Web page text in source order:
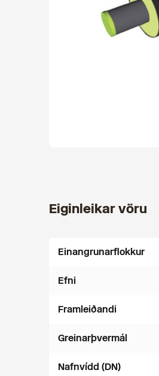
Eiginleikar vöru
Einangrunarflokkur
Efni
Framleiðandi
Greinarþvermál
Nafnvídd (DN)